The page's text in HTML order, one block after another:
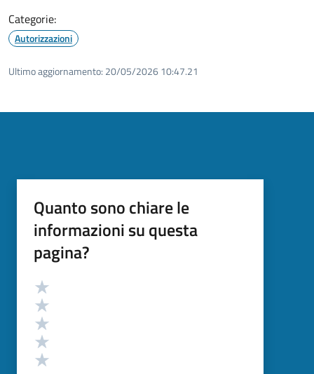
Categorie:
Autorizzazioni
Ultimo aggiornamento: 20/05/2026 10:47.21
Quanto sono chiare le
informazioni su questa
pagina?
Valutazione